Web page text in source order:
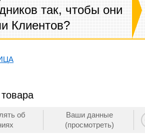
так, чтобы они
Клиентов?
об
Ваши данные
(просмотреть)